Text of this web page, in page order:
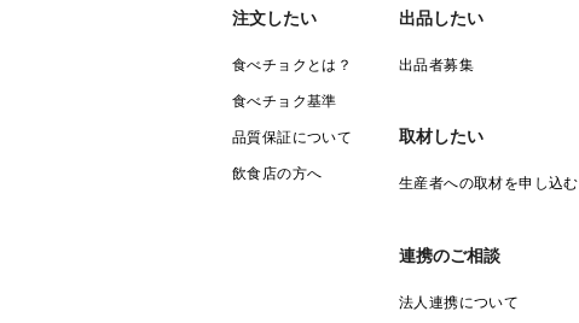
注文したい
食べチョクとは？
食べチョク基準
品質保証について
飲食店の方へ
出品したい
出品者募集
取材したい
生産者への取材を申し込む
連携のご相談
法人連携について